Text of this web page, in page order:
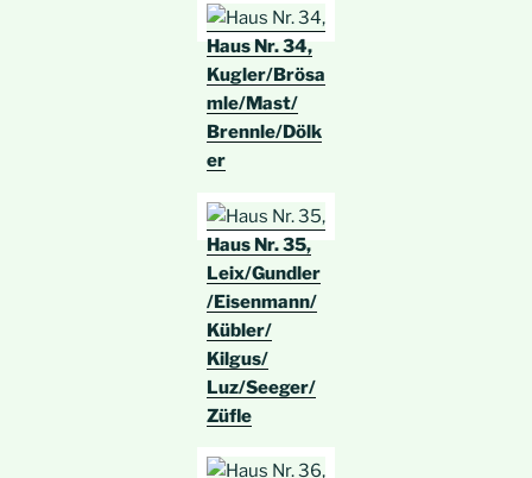
Haus Nr. 34,
Kugler/Brösa
mle/Mast/
Brennle/Dölk
er
Haus Nr. 35,
Leix/Gundler
/Eisenmann/
Kübler/
Kilgus/
Luz/Seeger/
Züfle